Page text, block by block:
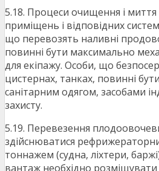
5.18. Процеси очищення і
приміщень і відповідних
що перевозять наливні
повинні бути максимально
для екіпажу. Особи, що
цистернах, танках, повинні
санітарним одягом, засобами
захисту.
5.19. Перевезення
здійснюватися
тоннажем (судна, ліхтери,
вантаж необхідно